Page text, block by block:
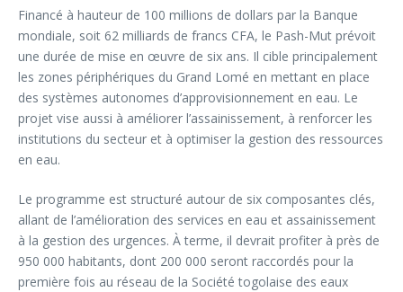
Financé à hauteur de 100 millions de dollars par la Banque
mondiale, soit 62 milliards de francs CFA, le Pash-Mut prévoit
une durée de mise en œuvre de six ans. Il cible principalement
les zones périphériques du Grand Lomé en mettant en place
des systèmes autonomes d’approvisionnement en eau. Le
projet vise aussi à améliorer l’assainissement, à renforcer les
institutions du secteur et à optimiser la gestion des ressources
en eau.
Le programme est structuré autour de six composantes clés,
allant de l’amélioration des services en eau et assainissement
à la gestion des urgences. À terme, il devrait profiter à près de
950 000 habitants, dont 200 000 seront raccordés pour la
première fois au réseau de la Société togolaise des eaux